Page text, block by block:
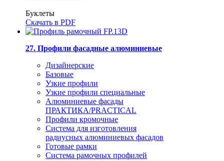
Буклеты
Скачать в PDF
27. Профили фасадные алюминиевые
Дизайнерские
Базовые
Узкие профили
Узкие профили специальные
Алюминиевые фасады
ПРАКТИКА/PRACTICAL
Профили кромочные
Система для изготовления
радиусных алюминиевых фасадов
Готовые рамки
Система рамочных профилей